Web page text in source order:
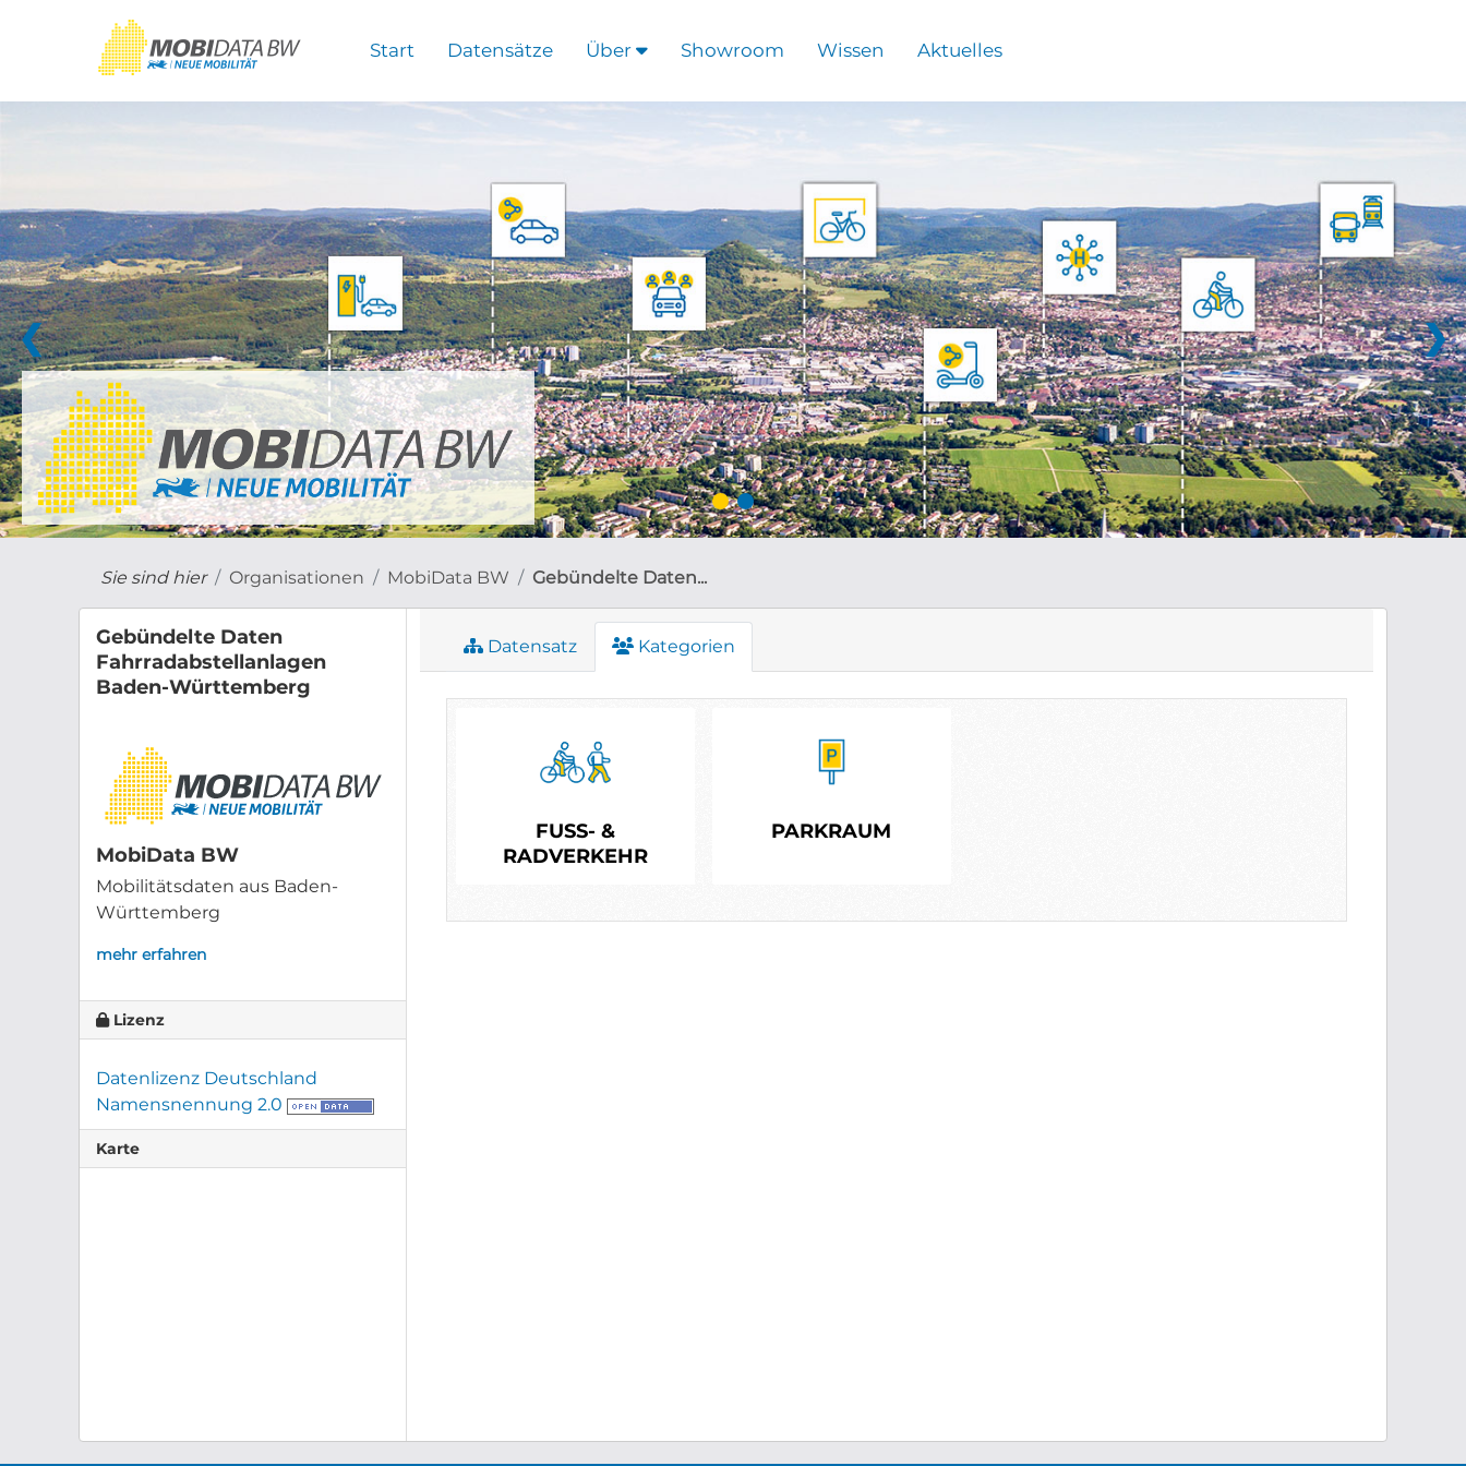
Start Datensätze Über Showroom Wissen Aktuelles
❮ ❯
Sie sind hier Organisationen MobiData BW Gebündelte Daten...
Gebündelte Daten
Fahrradabstellanlagen
Baden-Württemberg
MobiData BW
Mobilitätsdaten aus Baden-
Württemberg
mehr erfahren
Lizenz
Datenlizenz Deutschland
Namensnennung 2.0
Karte
Datensatz Kategorien
FUSS- &
RADVERKEHR
PARKRAUM